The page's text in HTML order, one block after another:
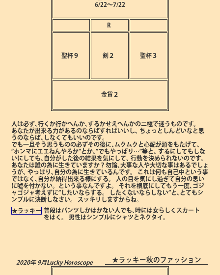
6/22～7/22
R
聖杯９ 剣２ 聖杯３
金貨２
人は必ず､行くか行かへんか､するかせえへんかの二極で迷うものです。
あなたが出来る力があるのならばすればいいし､
ちょっとしんどいなと思
うのならば､しなくてもいいのです。
でも一旦そう思うものの必ずその後に､ムクムクと心配が頭をもたげて､
”ホンマにエエねんやろか”とか､”でもやっぱり…”等と､ するにしてもしな
いにしても､自分がした後の結果を気にして､ 行動を決められないのです。
あなたは誰の為に生きていますか？勿論､大事な人や大切な事はあるでしょ
うが､ やっぱり､自分の為に生きているんです。
これは何も自己中という事
ではなく､自分が納得出来る様にする。
人の目を気にし過ぎて自分の思い
に嘘を付かない。という事なんですよ。
それを根底にしてもう一度､ゴジ
ャゴジャ考えずに”したいならする。
したくないならしない”と､とてもシ
ンプルに決断しなさい。
スッキリしますからね。
★ラッキー 普段はパンツしかはかない人でも､時には女らしくスカート
をはく。
男性はシンプルにシャツとネクタイ。
2020年 9月Lucky Horoscope ★ラッキー秋のファッション